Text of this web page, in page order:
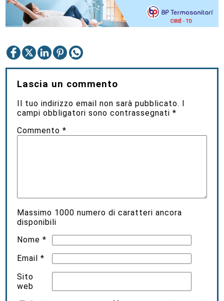
Lascia un commento
Il tuo indirizzo email non sarà pubblicato.
campi obbligatori sono contrassegnati*
Commento*
Massimo 1000 numero di caratteri ancora
disponibili
Nome*
Email*
Sito
web